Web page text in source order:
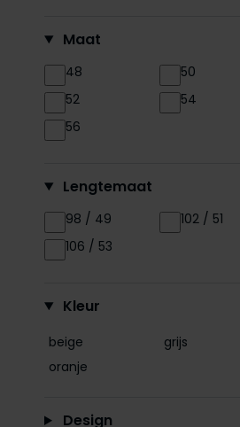
Maat
48
50
52
54
56
Lengtemaat
98 / 49
102 / 51
106 / 53
Kleur
beige
grijs
oranje
Design